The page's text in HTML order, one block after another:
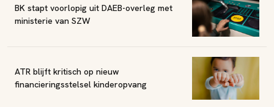
BK stapt voorlopig uit DAEB-overleg met
ministerie van SZW
ATR blijft kritisch op nieuw
financieringsstelsel kinderopvang